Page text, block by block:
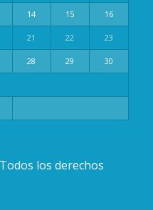
14 15 16
21 22 23
28 29 30
los derechos